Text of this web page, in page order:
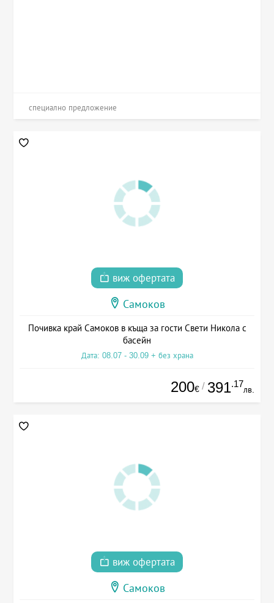
специално предложение
виж офертата
Самоков
Почивка край Самоков в къща за гости Свети Никола с
басейн
Дата: 08.07 - 30.09 + без храна
200€ / 391.17
лв.
виж офертата
Самоков